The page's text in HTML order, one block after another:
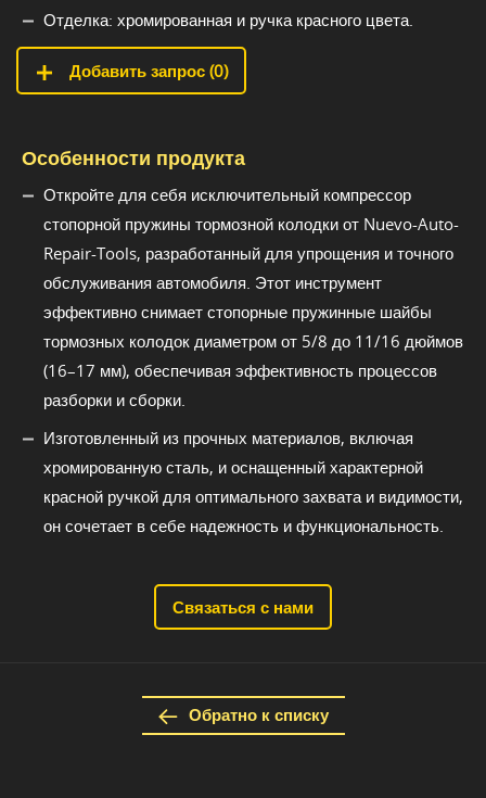
Отделка: хромированная и ручка красного цвета.
Добавить запрос (0)
Особенности продукта
Откройте для себя исключительный компрессор
стопорной пружины тормозной колодки от Nuevo-Auto-
Repair-Tools, разработанный для упрощения и точного
обслуживания автомобиля. Этот инструмент
эффективно снимает стопорные пружинные шайбы
тормозных колодок диаметром от 5/8 до 11/16 дюймов
(16–17 мм), обеспечивая эффективность процессов
разборки и сборки.
Изготовленный из прочных материалов, включая
хромированную сталь, и оснащенный характерной
красной ручкой для оптимального захвата и видимости,
он сочетает в себе надежность и функциональность.
Связаться с нами
Обратно к списку